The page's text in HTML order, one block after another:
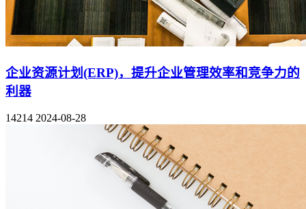
企业资源计划(ERP)，提升企业管理效率和竞争力的
利器
14214 2024-08-28